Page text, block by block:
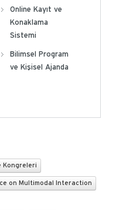
Online Kayıt ve
Konaklama
Sistemi
Bilimsel Program
ve Kişisel Ajanda
Kongreleri
on Multimodal Interaction